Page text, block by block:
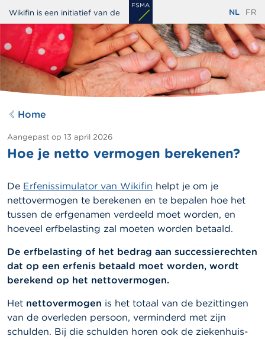
Overslaan
en
de
inhoud
gaan
Wikifin is een initiatief van de NL FR
Home
Aangepast op 13 april 2026
Hoe je netto vermogen berekenen?
De Erfenissimulator van Wikifin helpt je om je
nettovermogen te berekenen en te bepalen hoe het
tussen de erfgenamen verdeeld moet worden, en
hoeveel erfbelasting zal moeten worden betaald.
De erfbelasting of het bedrag aan successierechten
dat op een erfenis betaald moet worden, wordt
berekend op het nettovermogen.
Het nettovermogen is het totaal van de bezittingen
van de overleden persoon, verminderd met zijn
schulden. Bij die schulden horen ook de ziekenhuis-